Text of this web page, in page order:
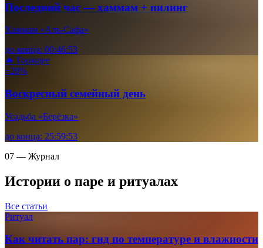
Последний час — хаммам + пилинг
Хаммам «Аль-Сафа»
до конца: 00:46:52
🔥 Горящее
−20%
Воскресный семейный день
Усадьба «Берёзка»
до конца: 25:59:52
07 — Журнал
Истории о паре и ритуалах
Все статьи
Ритуал
Как читать пар: гид по температуре и влажности